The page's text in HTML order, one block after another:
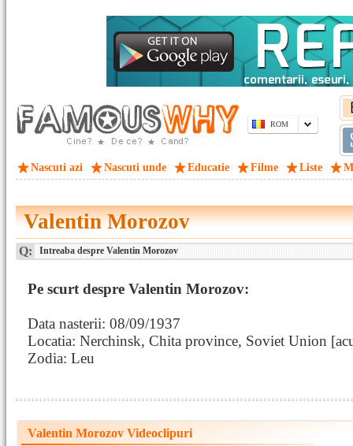
ROM
Nascuti azi Nascuti unde Educatie Filme Liste
Valentin Morozov
Q: Intreaba despre Valentin Morozov
Pe scurt despre Valentin Morozov:
Data nasterii: 08/09/1937
Locatia: Nerchinsk, Chita province, Soviet Union
Zodia: Leu
Valentin Morozov Videoclipuri